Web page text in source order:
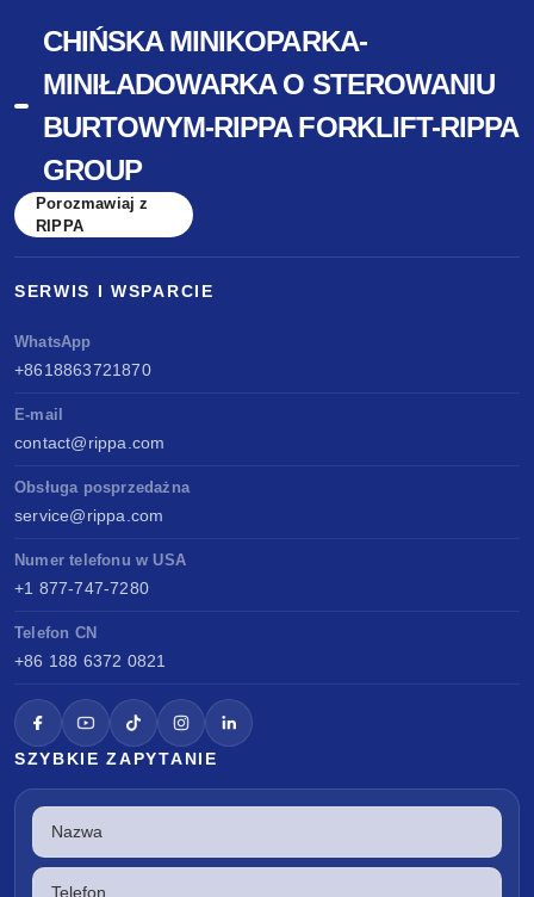
CHIŃSKA MINIKOPARKA-
MINIŁADOWARKA O STEROWANIU
BURTOWYM-RIPPA FORKLIFT-RIPPA
GROUP
Porozmawiaj z
RIPPA
SERWIS I WSPARCIE
WhatsApp
+8618863721870
E-mail
contact@rippa.com
Obsługa posprzedażna
service@rippa.com
Numer telefonu w USA
+1 877-747-7280
Telefon CN
+86 188 6372 0821
SZYBKIE ZAPYTANIE